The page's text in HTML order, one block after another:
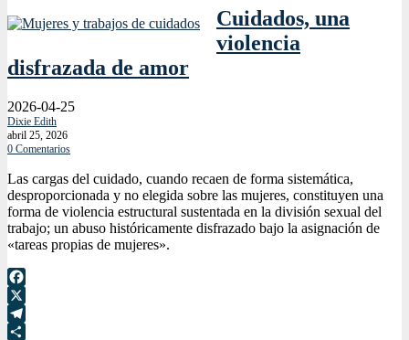
Cuidados, una
violencia
disfrazada de amor
2026-04-25
Dixie Edith
abril 25, 2026
0 Comentarios
Las cargas del cuidado, cuando recaen de forma sistemática,
desproporcionada y no elegida sobre las mujeres, constituyen una
forma de violencia estructural sustentada en la división sexual del
trabajo; un abuso históricamente disfrazado bajo la asignación de
«tareas propias de mujeres».
Facebook
X
Telegram